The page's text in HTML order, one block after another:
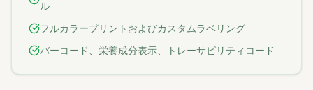
ル
フルカラープリントおよびカスタムラベリング
バーコード、栄養成分表示、トレーサビリティコード